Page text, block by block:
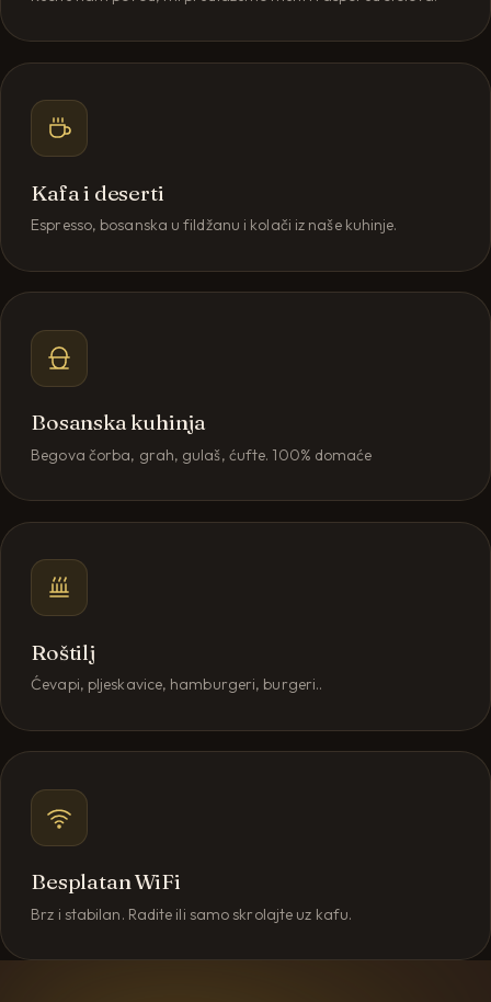
Kafa i deserti
Espresso, bosanska u fildžanu i kolači iz naše kuhinje.
Bosanska kuhinja
Begova čorba, grah, gulaš, ćufte. 100% domaće
Roštilj
Ćevapi, pljeskavice, hamburgeri, burgeri..
Besplatan WiFi
Brz i stabilan. Radite ili samo skrolajte uz kafu.